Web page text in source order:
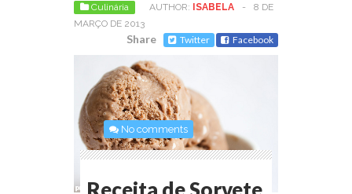
Culinária AUTHOR: ISABELA -
8 DE
MARÇO DE 2013
Share Twitter Facebook
No comments